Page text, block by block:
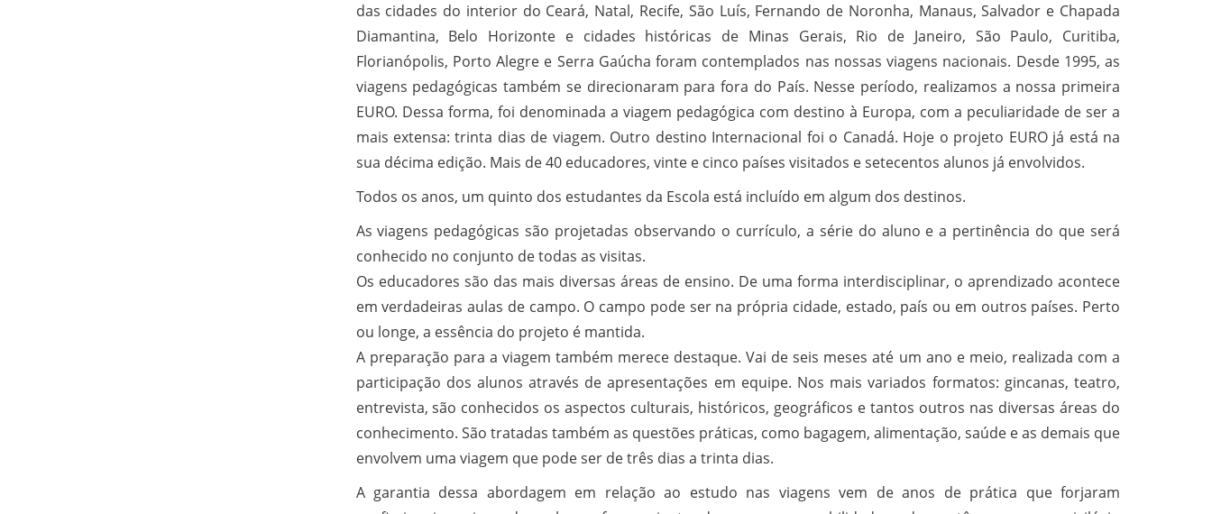
das cidades do interior do Ceará, Natal, Recife, São Luís, Fernando de Noronha, Manaus, Salvador e Chapada
Diamantina, Belo Horizonte e cidades históricas de Minas Gerais, Rio de Janeiro, São Paulo, Curitiba,
Florianópolis, Porto Alegre e Serra Gaúcha foram contemplados nas nossas viagens nacionais. Desde 1995, as
viagens pedagógicas também se direcionaram para fora do País. Nesse período, realizamos a nossa primeira
EURO. Dessa forma, foi denominada a viagem pedagógica com destino à Europa, com a peculiaridade de ser a
mais extensa: trinta dias de viagem. Outro destino Internacional foi o Canadá. Hoje o projeto EURO já está na
sua décima edição. Mais de 40 educadores, vinte e cinco países visitados e setecentos alunos já envolvidos.
Todos os anos, um quinto dos estudantes da Escola está incluído em algum dos destinos.
As viagens pedagógicas são projetadas observando o currículo, a série do aluno e a pertinência do que será
conhecido no conjunto de todas as visitas.
Os educadores são das mais diversas áreas de ensino. De uma forma interdisciplinar, o aprendizado acontece
em verdadeiras aulas de campo. O campo pode ser na própria cidade, estado, país ou em outros países. Perto
ou longe, a essência do projeto é mantida.
A preparação para a viagem também merece destaque. Vai de seis meses até um ano e meio, realizada com a
participação dos alunos através de apresentações em equipe. Nos mais variados formatos: gincanas, teatro,
entrevista, são conhecidos os aspectos culturais, históricos, geográficos e tantos outros nas diversas áreas do
conhecimento. São tratadas também as questões práticas, como bagagem, alimentação, saúde e as demais que
envolvem uma viagem que pode ser de três dias a trinta dias.
A garantia dessa abordagem em relação ao estudo nas viagens vem de anos de prática que forjaram